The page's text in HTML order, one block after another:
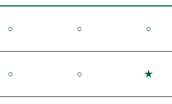
○ ○ ○
○ ○ ★